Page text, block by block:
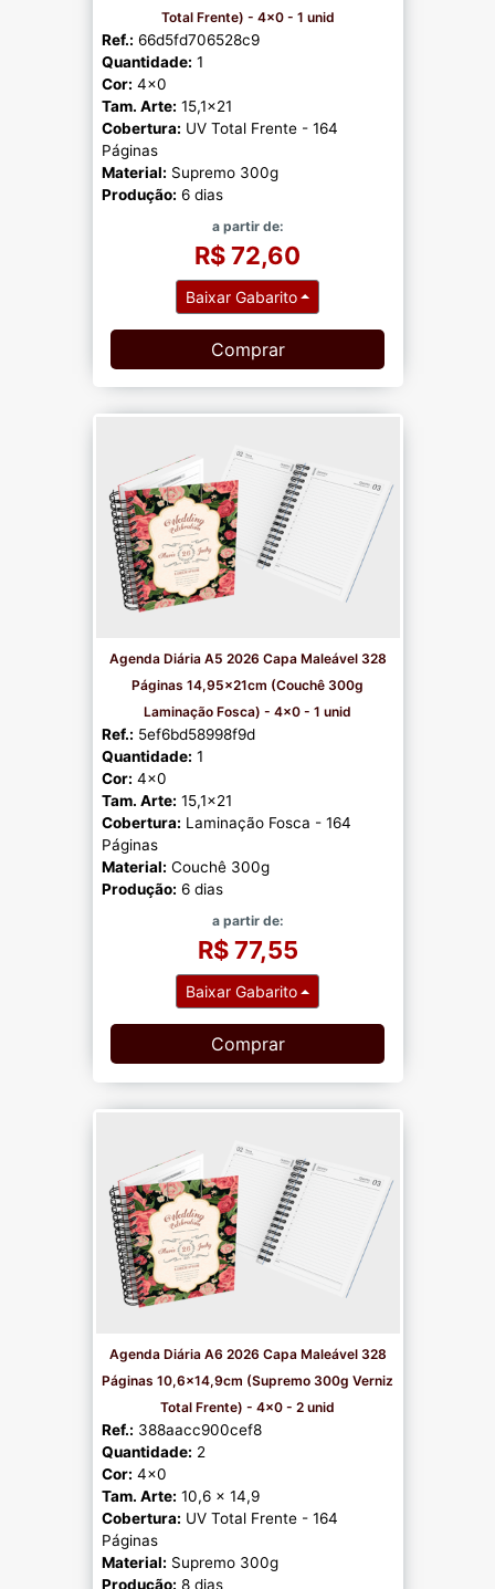
Total Frente) - 4x0 - 1 unid
Ref.: 66d5fd706528c9
Quantidade: 1
Cor: 4x0
Tam. Arte: 15,1x21
Cobertura: UV Total Frente - 164
Páginas
Material: Supremo 300g
Produção: 6 dias
a partir de:
R$ 72,60
Baixar Gabarito
Comprar
Agenda Diária A5 2026 Capa Maleável 328
Páginas 14,95x21cm (Couchê 300g
Laminação Fosca) - 4x0 - 1 unid
Ref.: 5ef6bd58998f9d
Quantidade: 1
Cor: 4x0
Tam. Arte: 15,1x21
Cobertura: Laminação Fosca - 164
Páginas
Material: Couchê 300g
Produção: 6 dias
a partir de:
R$ 77,55
Baixar Gabarito
Comprar
Agenda Diária A6 2026 Capa Maleável 328
Páginas 10,6x14,9cm (Supremo 300g Verniz
Total Frente) - 4x0 - 2 unid
Ref.: 388aacc900cef8
Quantidade: 2
Cor: 4x0
Tam. Arte: 10,6 x 14,9
Cobertura: UV Total Frente - 164
Páginas
Material: Supremo 300g
Produção: 8 dias